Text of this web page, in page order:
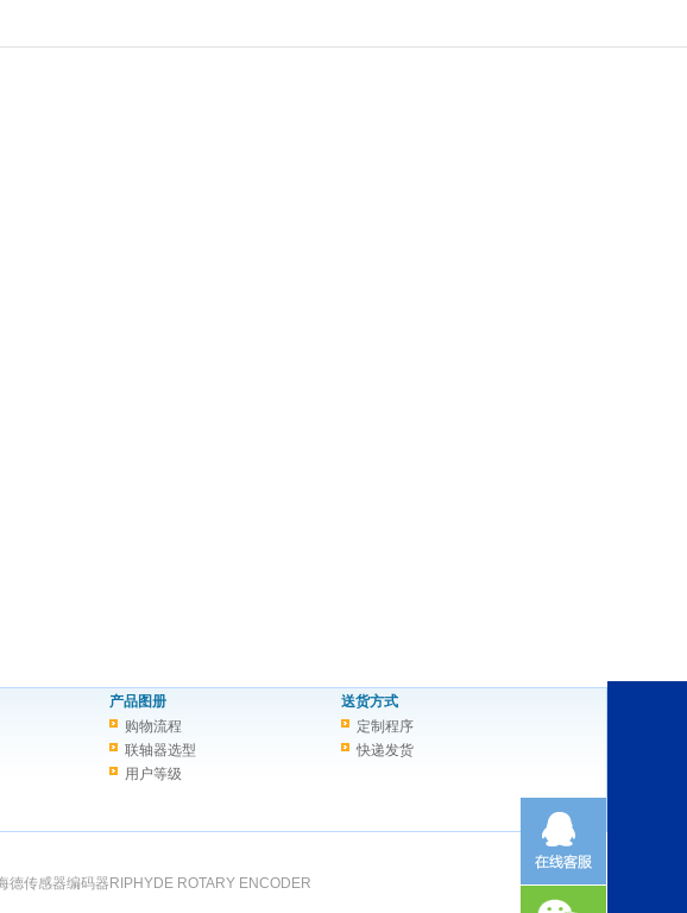
产品图册
购物流程
联轴器选型
用户等级
送货方式
定制程序
快递发货
传感器编码器RIPHYDE ROTARY ENCODER